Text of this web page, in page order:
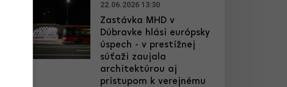
22.06.2026 13:30
Zastávka MHD v
Dúbravke hlási európsky
úspech - v prestížnej
súťaži zaujala
architektúrou aj
prístupom k verejnému